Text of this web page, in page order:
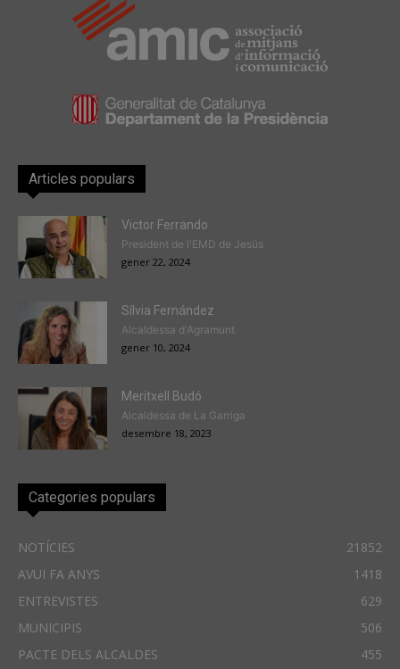
Articles populars
Victor Ferrando
President de l'EMD de Jesús
gener 22, 2024
Sílvia Fernández
Alcaldessa d'Agramunt
gener 10, 2024
Meritxell Budó
Alcaldessa de La Garriga
desembre 18, 2023
Categories populars
NOTÍCIES
21852
AVUI FA ANYS
1418
ENTREVISTES
629
MUNICIPIS
506
PACTE DELS ALCALDES
455